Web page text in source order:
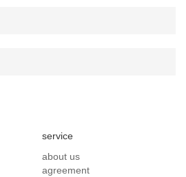
service
about us
agreement